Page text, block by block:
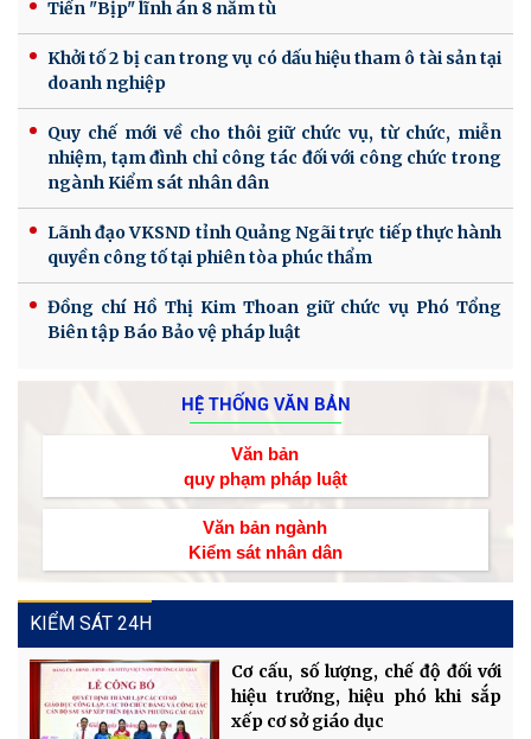
Tiến "Bịp" lĩnh án 8 năm tù
Khởi tố 2 bị can trong vụ có dấu hiệu tham ô tài sản tại
doanh nghiệp
Quy chế mới về cho thôi giữ chức vụ, từ chức, miễn
nhiệm, tạm đình chỉ công tác đối với công chức trong
ngành Kiểm sát nhân dân
Lãnh đạo VKSND tỉnh Quảng Ngãi trực tiếp thực hành
quyền công tố tại phiên tòa phúc thẩm
Đồng chí Hồ Thị Kim Thoan giữ chức vụ Phó Tổng
Biên tập Báo Bảo vệ pháp luật
HỆ THỐNG VĂN BẢN
Văn bản
quy phạm pháp luật
Văn bản ngành
Kiểm sát nhân dân
KIỂM SÁT 24H
Cơ cấu, số lượng, chế độ đối với
hiệu trưởng, hiệu phó khi sắp
xếp cơ sở giáo dục